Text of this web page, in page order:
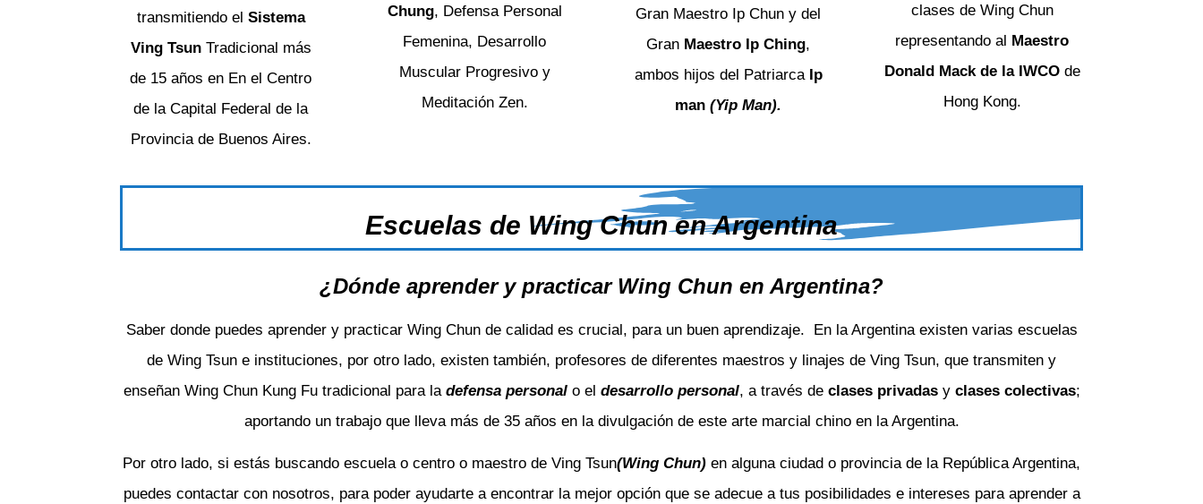
transmitiendo el Sistema
Ving TsunTradicional más
de 15 años en En el Centro
de la Capital Federal de la
Provincia de Buenos Aires.
Chung, Defensa Personal
Femenina, Desarrollo
Muscular Progresivo y
Meditación Zen.
Gran Maestro Ip Chun y del
Gran Maestro Ip Ching,
ambos hijos del Patriarca Ip
man(Yip Man).
clases de Wing Chun
representando al Maestro
Donald Mack de la IWCOde
Hong Kong.
Escuelas de Wing Chun en Argentina
¿Dónde aprender y practicar Wing Chun en Argentina?
Saber donde puedes aprender y practicar Wing Chun de calidad es crucial, para un buen aprendizaje. En la Argentina existen varias escuelas
de Wing Tsun e instituciones, por otro lado, existen también, profesores de diferentes maestros y linajes de Ving Tsun, que transmiten y
enseñan Wing Chun Kung Fu tradicional para la defensa personalo el desarrollo personal, a través de clases privadasyclases colectivas;
aportando un trabajo que lleva más de 35 años en la divulgación de este arte marcial chino en la Argentina.
Por otro lado, si estás buscando escuela o centro o maestro de Ving Tsun(Wing Chun) en alguna ciudad o provincia de la República Argentina,
puedes contactar con nosotros, para poder ayudarte a encontrar la mejor opción que se adecue a tus posibilidades e intereses para aprender a